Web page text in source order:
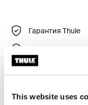
This website uses
Гарантия Thule
багажника для